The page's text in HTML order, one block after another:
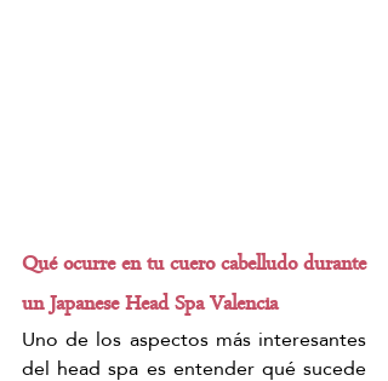
Qué ocurre en tu cuero cabelludo durante
un Japanese Head Spa Valencia
Uno de los aspectos más interesantes
del head spa es entender qué sucede